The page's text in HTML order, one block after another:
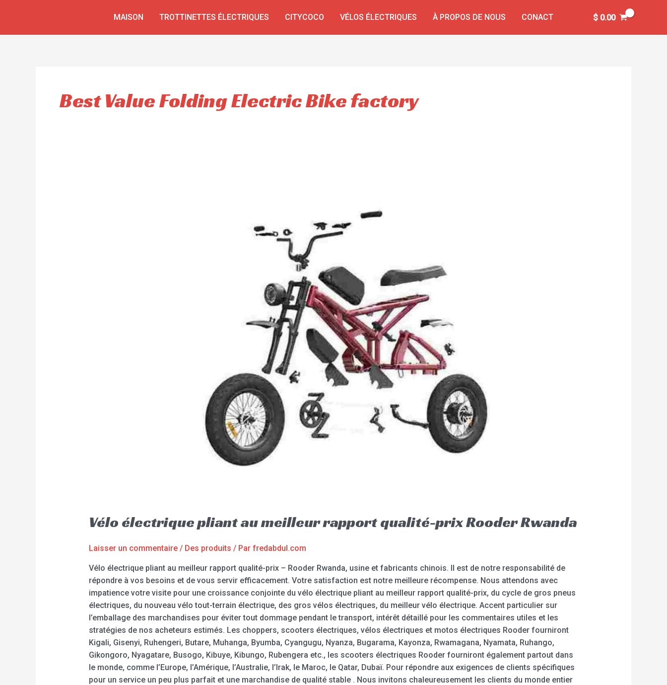
MAISON TROTTINETTES ÉLECTRIQUES CITYCOCO VÉLOS ÉLECTRIQUES À PROPOS DE NOUS CONACT $0.00
Best Value Folding Electric Bike factory
Vélo électrique pliant au meilleur rapport qualité-prix Rooder Rwanda
Laisser un commentaire / Des produits / Par fredabdul.com
Vélo électrique pliant au meilleur rapport qualité-prix – Rooder Rwanda, usine et fabricants chinois. Il est de notre responsabilité de
répondre à vos besoins et de vous servir efficacement. Votre satisfaction est notre meilleure récompense. Nous attendons avec
impatience votre visite pour une croissance conjointe du vélo électrique pliant au meilleur rapport qualité-prix, du cycle de gros pneus
électriques, du nouveau vélo tout-terrain électrique, des gros vélos électriques, du meilleur vélo électrique. Accent particulier sur
l’emballage des marchandises pour éviter tout dommage pendant le transport, intérêt détaillé pour les commentaires utiles et les
stratégies de nos acheteurs estimés. Les choppers, scooters électriques, vélos électriques et motos électriques Rooder fourniront
Kigali, Gisenyi, Ruhengeri, Butare, Muhanga, Byumba, Cyangugu, Nyanza, Bugarama, Kayonza, Rwamagana, Nyamata, Ruhango,
Gikongoro, Nyagatare, Busogo, Kibuye, Kibungo, Rubengera etc., les scooters électriques Rooder fourniront également partout dans
le monde, comme l’Europe, l’Amérique, l’Australie, l’Irak, le Maroc, le Qatar, Dubaï. Pour répondre aux exigences de clients spécifiques
pour un service un peu plus parfait et une marchandise de qualité stable . Nous invitons chaleureusement les clients du monde entier